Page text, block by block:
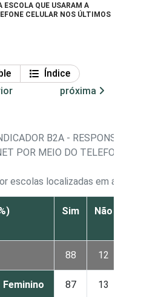
ESCOLA QUE USARAM A
CELULAR NOS ÚLTIMOS
Índice
próxima
B2A -
POR MEIO DO TELEFONE
escolas localizadas em áreas
Sim Não
88 12
Feminino 87 13